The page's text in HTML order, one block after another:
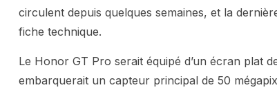
circulent depuis quelques semaines, et la
fiche technique.
Le Honor GT Pro serait équipé d’un écran plat
embarquerait un capteur principal de 50